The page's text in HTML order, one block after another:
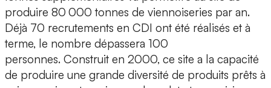
produire 80 000 tonnes de viennoiseries par an.
Déjà 70 recrutements en CDI ont été réalisés et à
terme, le nombre dépassera 100
personnes. Construit en 2000, ce site a la capacité
de produire une grande diversité de produits prêts à